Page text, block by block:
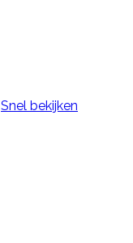
Snel bekijken